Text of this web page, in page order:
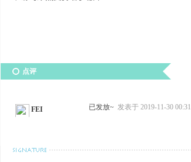
点评
FEI 已发放~ 发表于 2019-11-30 00:31